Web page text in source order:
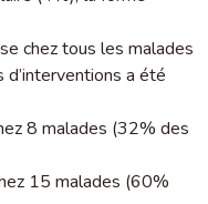
chez tous les malades
a été
8 malades (32% des
15 malades (60%